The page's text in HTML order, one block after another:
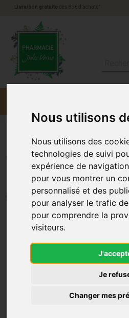
Nous utilisons
Nous utilisons des
technologies de suivi
expérience de
pour vous montrer un
personnalisé et des
pour analyser le trafic
pour comprendre la
visiteurs.
Je
Changer mes
Livraison gratuite dès 89€ d’achats *
A-Derma
Derma 40Ml
A-DERMA